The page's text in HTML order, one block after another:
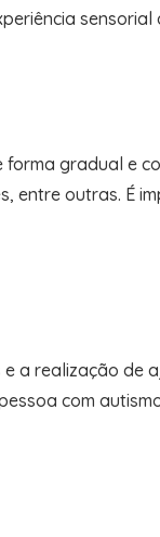
sensorial
gradual e
entre outras. É
a realização
com